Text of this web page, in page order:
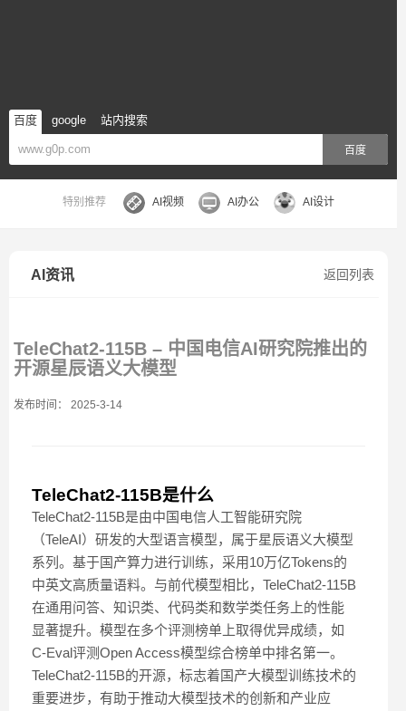
百度 google 站内搜索
百度
特别推荐 AI视频 AI办公 AI设计
返回列表
AI资讯
TeleChat2-115B – 中国电信AI研究院推出的
开源星辰语义大模型
发布时间： 2025-3-14
TeleChat2-115B是什么
TeleChat2-115B是由中国电信人工智能研究院
（TeleAI）研发的大型语言模型，属于星辰语义大模型
系列。基于国产算力进行训练，采用10万亿Tokens的
中英文高质量语料。与前代模型相比，TeleChat2-115B
在通用问答、知识类、代码类和数学类任务上的性能
显著提升。模型在多个评测榜单上取得优异成绩，如
C-Eval评测Open Access模型综合榜单中排名第一。
TeleChat2-115B的开源，标志着国产大模型训练技术的
重要进步，有助于推动大模型技术的创新和产业应